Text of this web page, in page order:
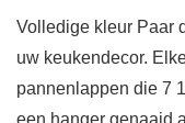
Volledige kleur Paar
uw keukendecor.
pannenlappen die 7
een hanger genaaid